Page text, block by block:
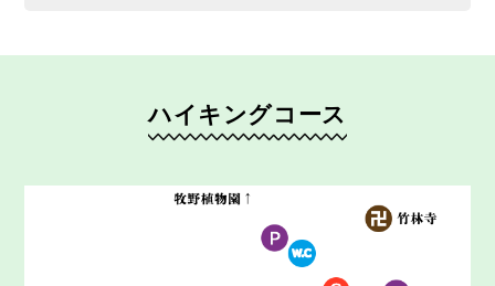
ハイキングコース